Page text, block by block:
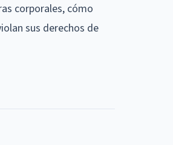
corporales, cómo
sus derechos de